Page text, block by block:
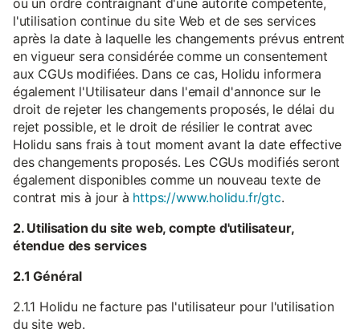
ou un ordre contraignant d'une autorité compétente,
l'utilisation continue du site Web et de ses services
après la date à laquelle les changements prévus entrent
en vigueur sera considérée comme un consentement
aux CGUs modifiées. Dans ce cas, Holidu informera
également l'Utilisateur dans l'email d'annonce sur le
droit de rejeter les changements proposés, le délai du
rejet possible, et le droit de résilier le contrat avec
Holidu sans frais à tout moment avant la date effective
des changements proposés. Les CGUs modifiés seront
également disponibles comme un nouveau texte de
contrat mis à jour à https://www.holidu.fr/gtc.
2. Utilisation du site web, compte d'utilisateur,
étendue des services
2.1 Général
2.1.1 Holidu ne facture pas l'utilisateur pour l'utilisation
du site web.